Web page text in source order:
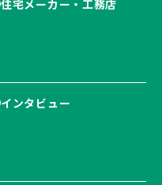
住宅メーカー・工務店
インタビュー